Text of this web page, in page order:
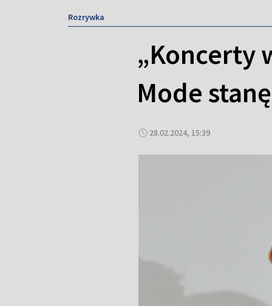
Rozrywka
„Koncerty
Mode
28.02.2024, 15:39